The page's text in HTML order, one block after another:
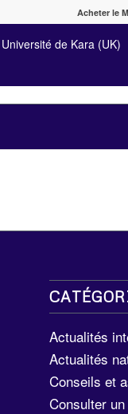
Acheter le
Université de Kara (UK)
Actualités
Actualités
Conseils et
Consulter